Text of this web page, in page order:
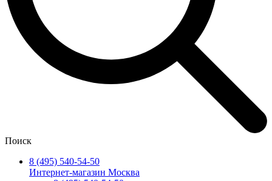
Поиск
8 (495) 540-54-50
Интернет-магазин Москва